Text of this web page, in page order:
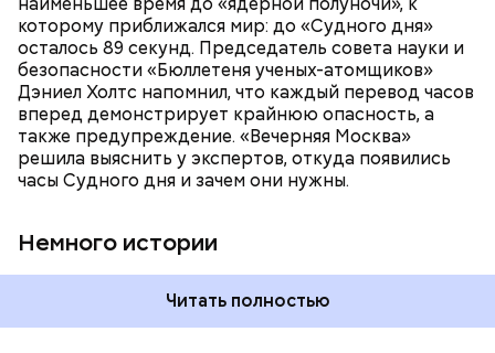
которому приближался мир: до «Судного дня»
осталось 89 секунд. Председатель совета науки и
безопасности «Бюллетеня ученых-атомщиков»
Дэниел Холтс напомнил, что каждый перевод часов
вперед демонстрирует крайнюю опасность, а
также предупреждение. «Вечерняя Москва»
решила выяснить у экспертов, откуда появились
часы Судного дня и зачем они нужны.
Немного истории
время показали свое самое близкое к катастрофе
время — без двух минут полночь. Вторая холодная
война между США и уже Россией стала обыденным
предметом обсуждения для аналитиков со всего
мира. Но, помимо перспективы отправиться в
«атомный рай», с 2007 года на стрелку часов
влияет еще одна глобальная угроза —
климатические изменения.
Читать полностью